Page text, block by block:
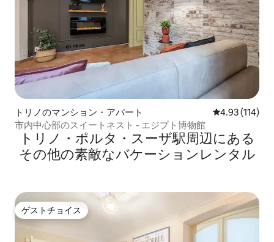
トリノのマンション・アパート レビュー114
4.93 (114)
市内中心部のスイートネスト - エジプト博物館
トリノ・ポルタ・スーザ駅⁠周⁠辺⁠に⁠あ⁠る
そ⁠の⁠他⁠の素⁠敵⁠なバ⁠ケ⁠ー⁠シ⁠ョ⁠ン⁠レ⁠ン⁠タ⁠ル
ゲストチョイス
ゲストチョイス